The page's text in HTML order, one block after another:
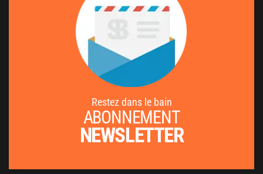
Restez dans le bain
ABONNEMENT
NEWSLETTER